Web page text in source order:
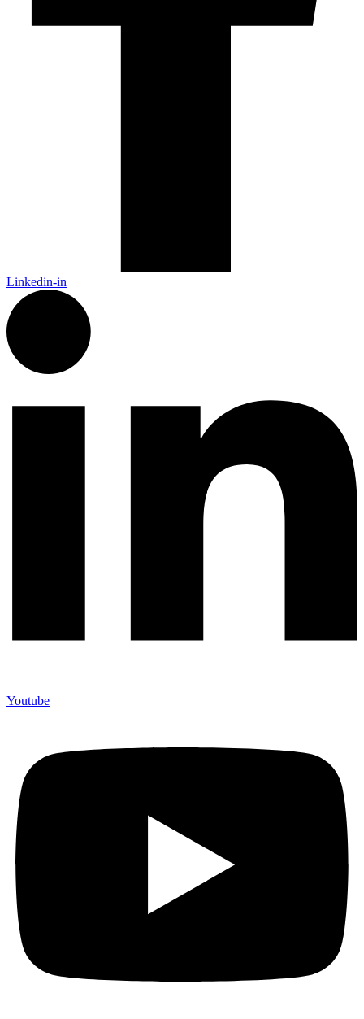
Linkedin-in
Youtube